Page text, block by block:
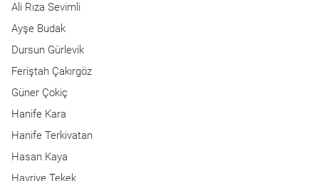
Ali Rıza Sevimli
Ayşe Budak
Dursun Gürlevik
Feriştah Çakırgöz
Güner Çokiç
Hanife Kara
Hanife Terkivatan
Hasan Kaya
Hayriye Tekek